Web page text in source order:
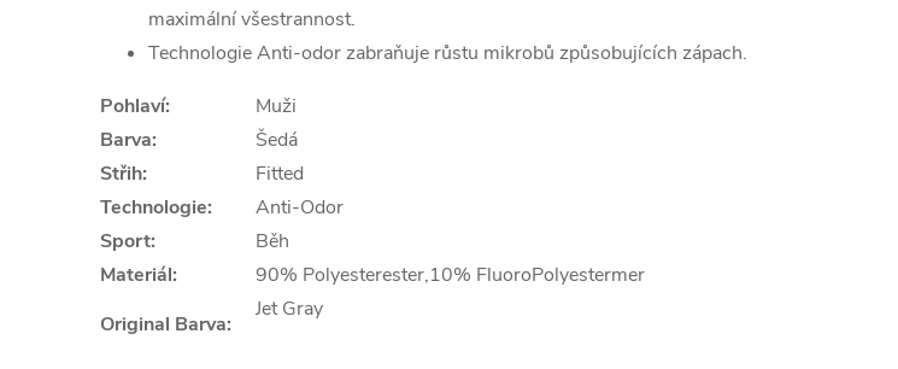
maximální všestrannost.
Technologie Anti-odor zabraňuje růstu mikrobů způsobujících zápach.
Pohlaví:
Muži
Barva:
Šedá
Střih:
Fitted
Technologie:
Anti-Odor
Sport:
Běh
Materiál:
90% Polyesterester,10% FluoroPolyestermer
Original Barva:
Jet Gray